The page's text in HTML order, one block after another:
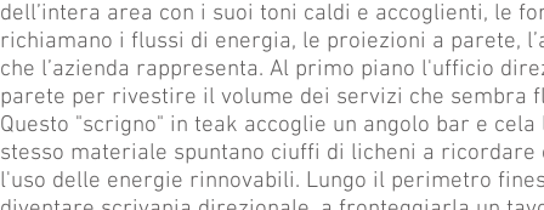
dell’intera area con i suoi toni caldi e accoglienti, le
richiamano i flussi di energia, le proiezioni a parete,
che l’azienda rappresenta. Al primo piano l'ufficio
parete per rivestire il volume dei servizi che
Questo "scrigno" in teak accoglie un angolo bar e
stesso materiale spuntano ciuffi di licheni a
l'uso delle energie rinnovabili. Lungo il perimetro